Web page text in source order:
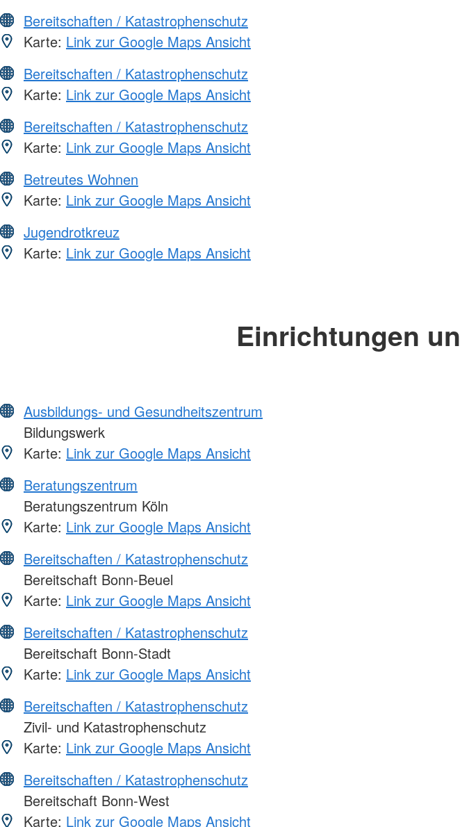
Bereitschaften / Katastrophenschutz
Karte: Link zur Google Maps Ansicht
Bereitschaften / Katastrophenschutz
Karte: Link zur Google Maps Ansicht
Bereitschaften / Katastrophenschutz
Karte: Link zur Google Maps Ansicht
Betreutes Wohnen
Karte: Link zur Google Maps Ansicht
Jugendrotkreuz
Karte: Link zur Google Maps Ansicht
Einrichtungen
Ausbildungs- und Gesundheitszentrum
Bildungswerk
Karte: Link zur Google Maps Ansicht
Beratungszentrum
Beratungszentrum Köln
Karte: Link zur Google Maps Ansicht
Bereitschaften / Katastrophenschutz
Bereitschaft Bonn-Beuel
Karte: Link zur Google Maps Ansicht
Bereitschaften / Katastrophenschutz
Bereitschaft Bonn-Stadt
Karte: Link zur Google Maps Ansicht
Bereitschaften / Katastrophenschutz
Zivil- und Katastrophenschutz
Karte: Link zur Google Maps Ansicht
Bereitschaften / Katastrophenschutz
Bereitschaft Bonn-West
Karte: Link zur Google Maps Ansicht